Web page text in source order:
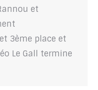
et
3ème place et
Le Gall termine